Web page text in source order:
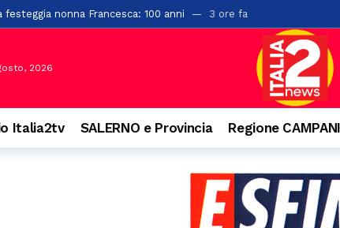
festeggia nonna Francesca: 100 anni 3 ore fa
per 19 boy scout dispersi sul Monte Cerreto: salvati 8 ore fa
la presentazione de “L’Idioma Perduto” di Mario Infante,
9 ore fa
il controllo della moto e precipita nel vuoto, grave 27enne a
digitali false per evitare il pagamento delle tasse: 9 indagati nel
D’Aromando a Sant’Arsenio apre alla cultura: accordo con
2026
Italia2tv SALERNO e Provincia Regione